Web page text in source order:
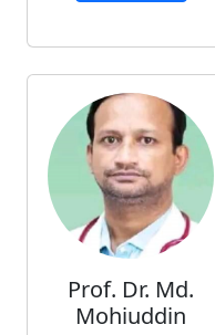
Prof. Dr. Md.
Mohiuddin